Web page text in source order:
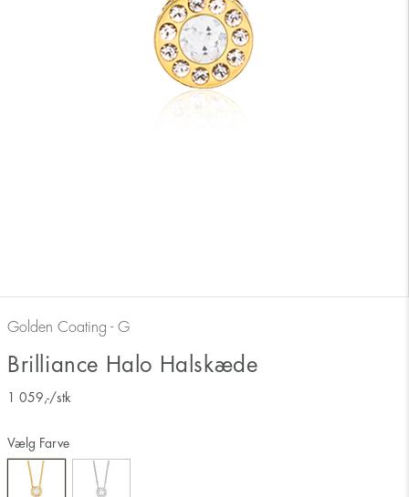
Golden Coating - G
Brilliance Halo Halskæde
1 059 ,-/stk
Vælg Farve